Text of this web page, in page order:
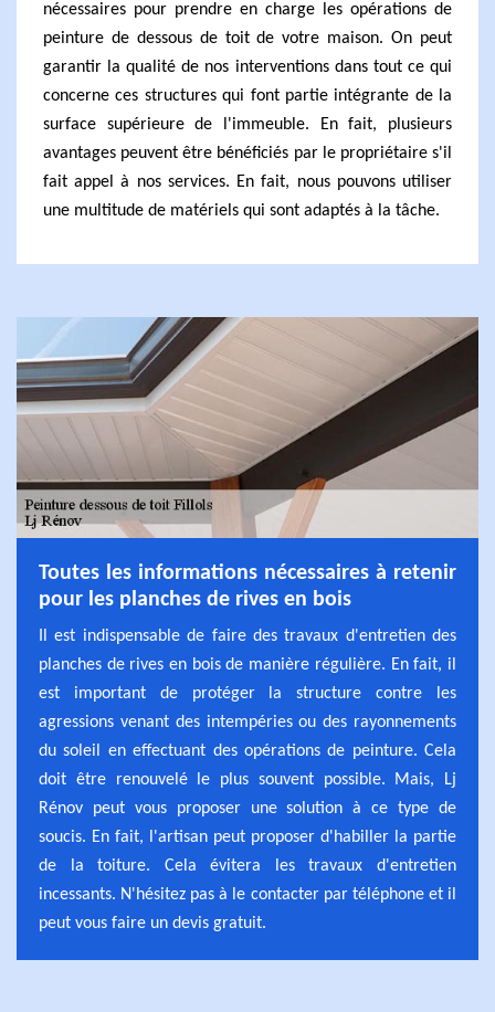
nécessaires pour prendre en charge les opérations de
peinture de dessous de toit de votre maison. On peut
garantir la qualité de nos interventions dans tout ce qui
concerne ces structures qui font partie intégrante de la
surface supérieure de l'immeuble. En fait, plusieurs
avantages peuvent être bénéficiés par le propriétaire s'il
fait appel à nos services. En fait, nous pouvons utiliser
une multitude de matériels qui sont adaptés à la tâche.
Toutes les informations nécessaires à retenir
pour les planches de rives en bois
Il est indispensable de faire des travaux d'entretien des
planches de rives en bois de manière régulière. En fait, il
est important de protéger la structure contre les
agressions venant des intempéries ou des rayonnements
du soleil en effectuant des opérations de peinture. Cela
doit être renouvelé le plus souvent possible. Mais, Lj
Rénov peut vous proposer une solution à ce type de
soucis. En fait, l'artisan peut proposer d'habiller la partie
de la toiture. Cela évitera les travaux d'entretien
incessants. N'hésitez pas à le contacter par téléphone et il
peut vous faire un devis gratuit.